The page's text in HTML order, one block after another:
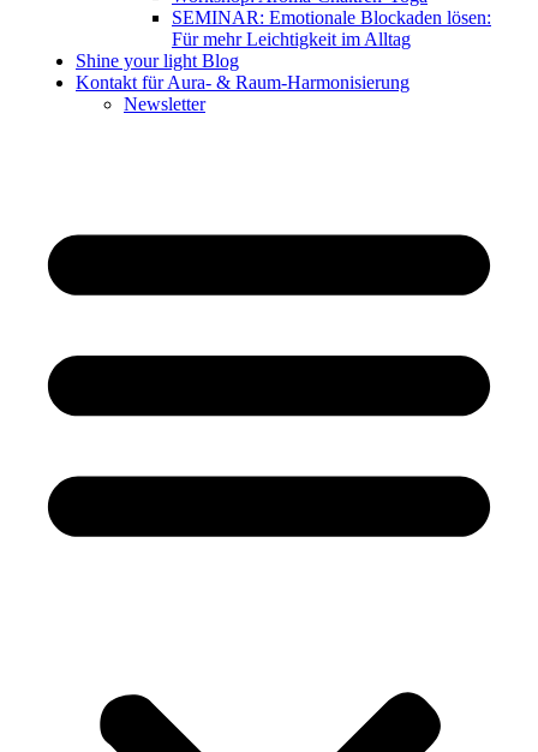
SEMINAR: Emotionale Blockaden lösen:
Für mehr Leichtigkeit im Alltag
Shine your light Blog
Kontakt für Aura- & Raum-Harmonisierung
Newsletter